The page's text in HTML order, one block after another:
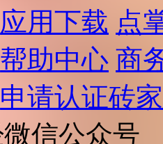
应用下载 点
帮助中心 商
申请认证砖家